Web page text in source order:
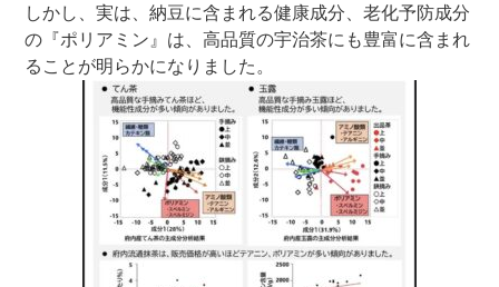
しかし、実は、納豆に含まれる健康成分、老化予防成分
の『ポリアミン』は、高品質の宇治茶にも豊富に含まれ
ることが明らかになりました。